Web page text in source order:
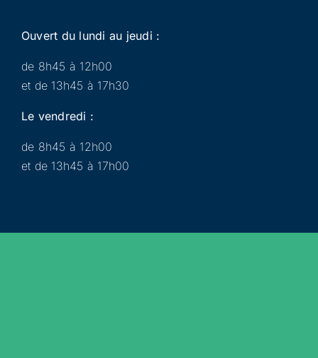
Ouvert du lundi au jeudi :
de 8h45 à 12h00
et de 13h45 à 17h30
Le vendredi :
de 8h45 à 12h00
et de 13h45 à 17h00